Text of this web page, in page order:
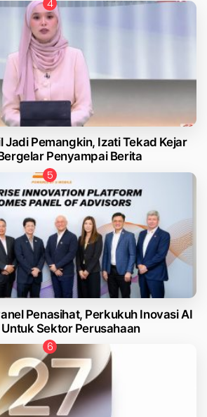
Jadi Pemangkin, Izati Tekad Kejar
Penyampai Berita
Penasihat, Perkukuh Inovasi AI
Sektor Perusahaan